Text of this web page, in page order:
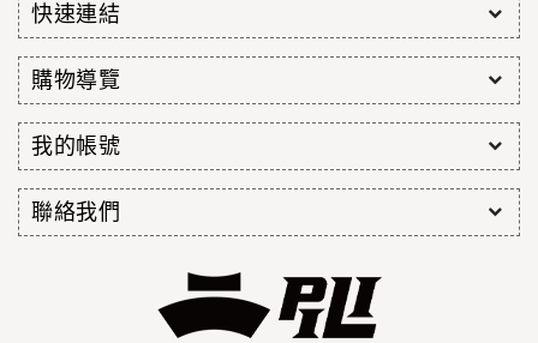
快速連結
購物導覽
我的帳號
聯絡我們